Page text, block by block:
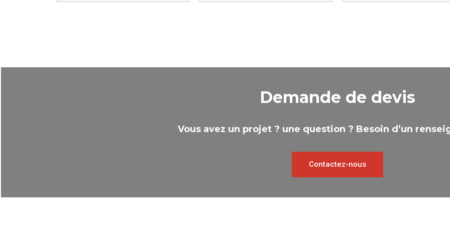
Demande de devis
Vous avez un projet ? une question ? Besoin d’un
Contactez-nous